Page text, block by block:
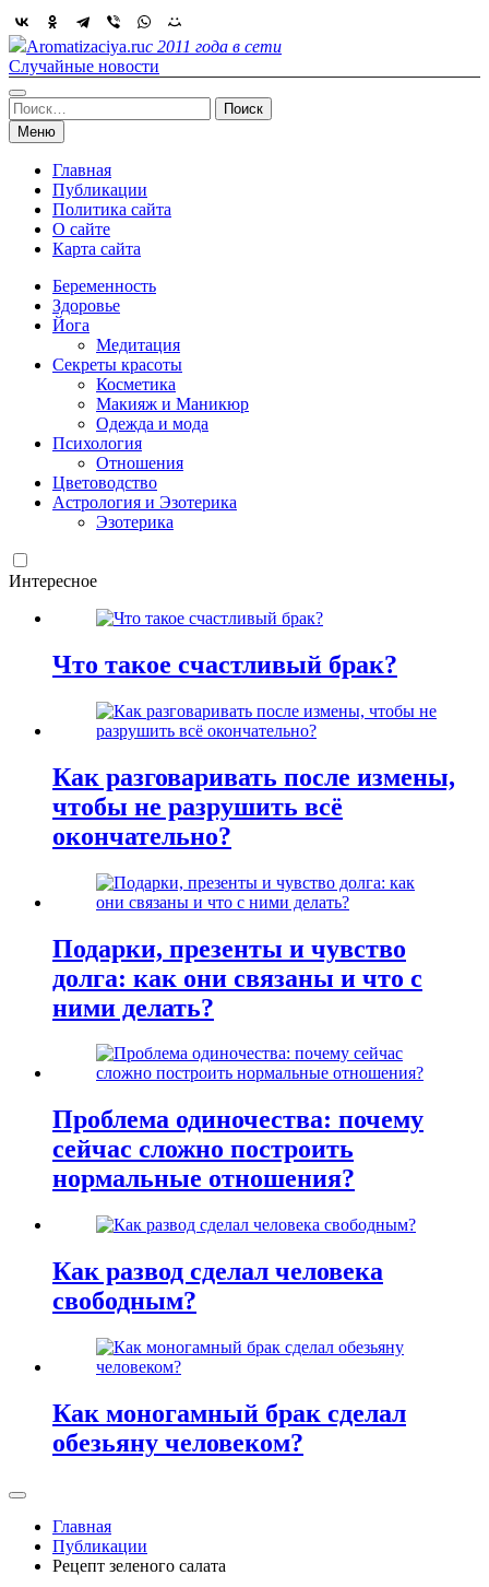
Skip
to
content
Aromatizaciya.ruс 2011 года в сети
Случайные новости
Найти:
Меню
Главная
Публикации
Политика сайта
О сайте
Карта сайта
Беременность
Здоровье
Йога
Медитация
Секреты красоты
Косметика
Макияж и Маникюр
Одежда и мода
Психология
Отношения
Цветоводство
Астрология и Эзотерика
Эзотерика
Интересное
Что такое счастливый брак?
Как разговаривать после измены,
чтобы не разрушить всё
окончательно?
Подарки, презенты и чувство
долга: как они связаны и что с
ними делать?
Проблема одиночества: почему
сейчас сложно построить
нормальные отношения?
Как развод сделал человека
свободным?
Как моногамный брак сделал
обезьяну человеком?
Главная
Публикации
Рецепт зеленого салата